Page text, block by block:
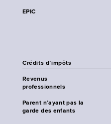
EPIC
Crédits d’impôts
Revenus
professionnels
Parent n’ayant pas la
garde des enfants